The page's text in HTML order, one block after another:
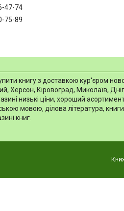
47-74
75-89
книгу з доставкою кур'єром
Херсон, Кіровоград, Миколаїв,
низькі ціни, хороший
мовою, ділова література,
книг.